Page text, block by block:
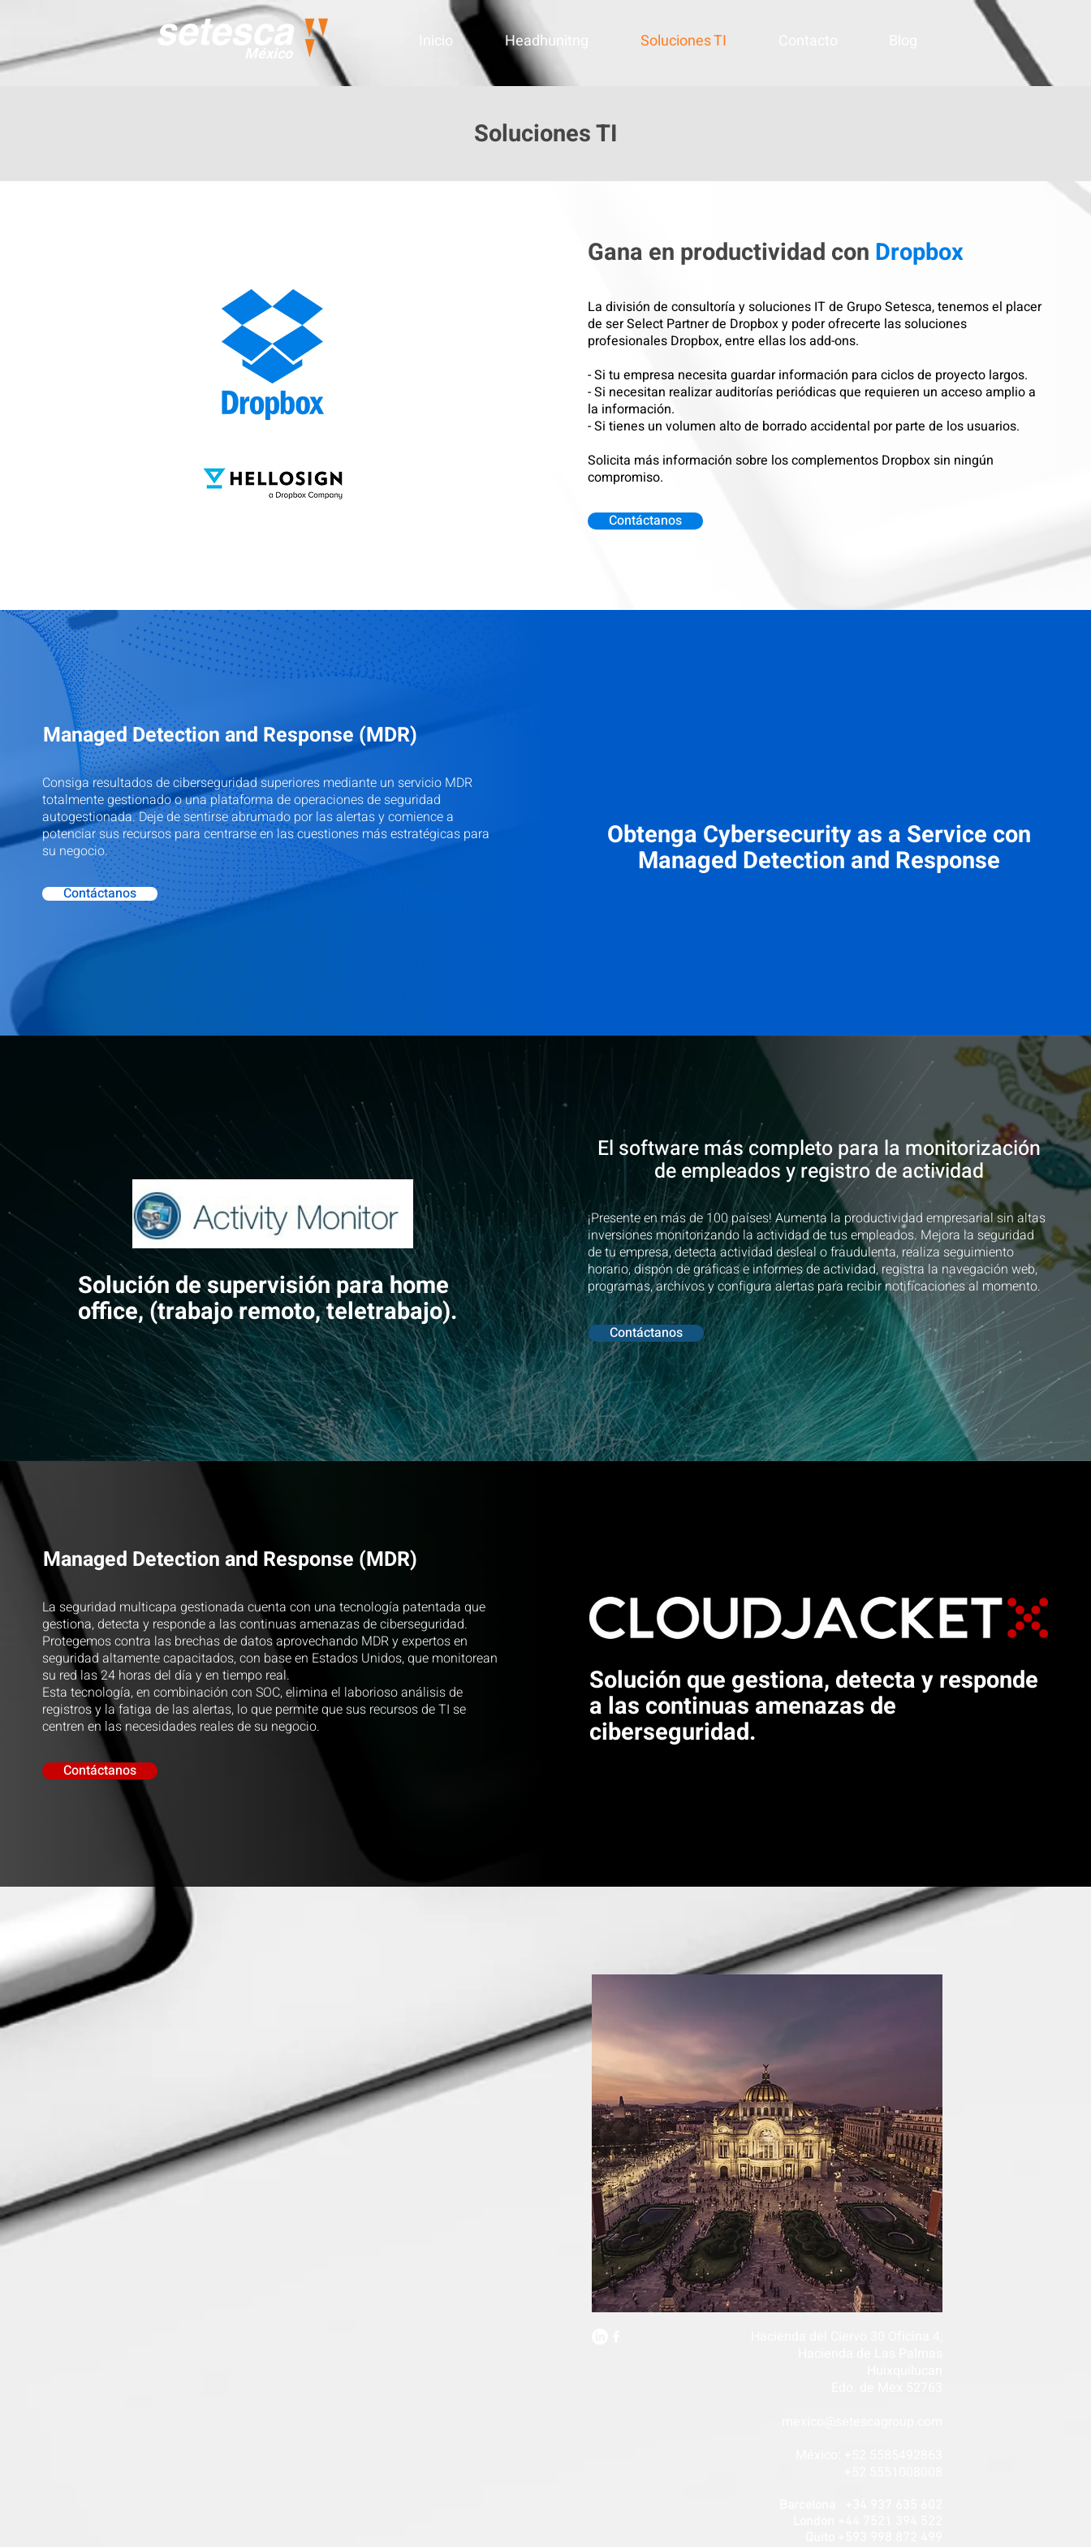
Inicio Headhunitng Soluciones TI
Soluciones TI
Gana en productividad con Dropbox
La división de consultoría y soluciones IT de Grupo Setesca, tenemos el placer
de ser Select Partner de Dropbox y poder ofrecerte las soluciones
profesionales Dropbox, entre ellas los add-ons.
- Si tu empresa necesita guardar información para ciclos de proyecto largos.
- Si necesitan realizar auditorías periódicas que requieren un acceso amplio a
la información.
- Si tienes un volumen alto de borrado accidental por parte de los usuarios.
Solicita más información sobre los complementos Dropbox sin ningún
compromiso.
Contáctanos
Managed Detection and Response (MDR)
Consiga resultados de ciberseguridad superiores mediante un servicio MDR
totalmente gestionado o una plataforma de operaciones de seguridad
autogestionada. Deje de sentirse abrumado por las alertas y comience a
potenciar sus recursos para centrarse en las cuestiones más estratégicas para
su negocio.
Contáctanos
Obtenga Cybersecurity as a Service con
Managed Detection and Response
Solución de supervisión para home
office, (trabajo remoto, teletrabajo).
El software más completo para la monitorización
de empleados y registro de actividad
¡Presente en más de 100 países! Aumenta la productividad empresarial sin altas
inversiones monitorizando la actividad de tus empleados. Mejora la seguridad
de tu empresa, detecta actividad desleal o fraudulenta, realiza seguimiento
horario, dispón de gráficas e informes de actividad, registra la navegación web,
programas, archivos y configura alertas para recibir notificaciones al momento.
Contáctanos
Managed Detection and Response (MDR)
La seguridad multicapa gestionada cuenta con una tecnología patentada que
gestiona, detecta y responde a las continuas amenazas de ciberseguridad.
Protegemos contra las brechas de datos aprovechando MDR y expertos en
seguridad altamente capacitados, con base en Estados Unidos, que monitorean
su red las 24 horas del día y en tiempo real.
Esta tecnología, en combinación con SOC, elimina el laborioso análisis de
registros y la fatiga de las alertas, lo que permite que sus recursos de TI se
centren en las necesidades reales de su negocio.
Contáctanos
Solución que gestiona, detecta y responde
a las continuas amenazas de
ciberseguridad.